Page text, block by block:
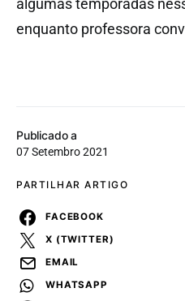
Publicado a
07 Setembro 2021
PARTILHAR ARTIGO
FACEBOOK
X (TWITTER)
EMAIL
WHATSAPP
enquanto professora